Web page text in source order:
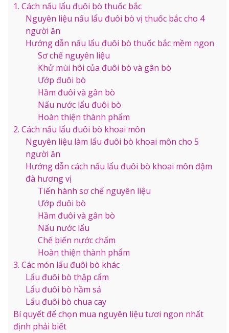
1. Cách nấu lẩu đuôi bò thuốc bắc
Nguyên liệu nấu lẩu đuôi bò vị thuốc bắc cho 4
người ăn
Hướng dẫn nấu lẩu đuôi bò thuốc bắc mềm ngon
Sơ chế nguyên liệu
Khử mùi hôi của đuôi bò và gân bò
Ướp đuôi bò
Hầm đuôi và gân bò
Nấu nước lẩu đuôi bò
Hoàn thiện thành phẩm
2. Cách nấu lẩu đuôi bò khoai môn
Nguyên liệu làm lẩu đuôi bò khoai môn cho 5
người ăn
Hướng dẫn cách nấu lẩu đuôi bò khoai môn đậm
đà hương vị
Tiến hành sơ chế nguyên liệu
Ướp đuôi bò
Hầm đuôi và gân bò
Nấu nước lẩu
Chế biến nước chấm
Hoàn thiện thành phẩm
3. Các món lẩu đuôi bò khác
Lẩu đuôi bò thập cẩm
Lẩu đuôi bò hầm sả
Lẩu đuôi bò chua cay
Bí quyết để chọn mua nguyên liệu tươi ngon nhất
định phải biết